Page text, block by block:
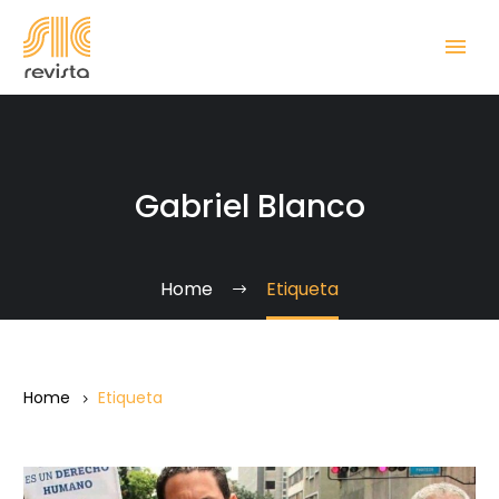
Gabriel Blanco
Home Etiqueta
Home Etiqueta
Gabriel